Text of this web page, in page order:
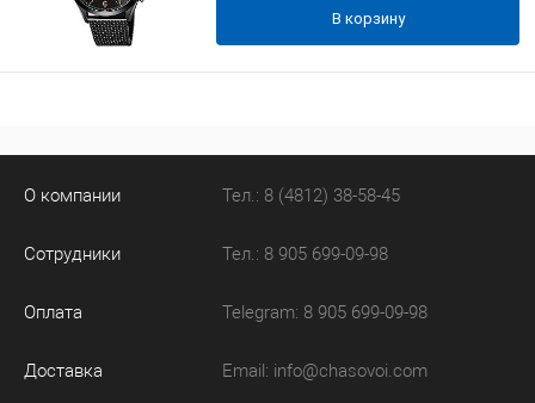
В корзину
О компании
Сотрудники
Оплата
Доставка
Тел.: 8 (4812) 38-58-45
Тел.: 8 905 699-09-98
Telegram: 8 905 699-09-98
Email: info@chasovoi.com